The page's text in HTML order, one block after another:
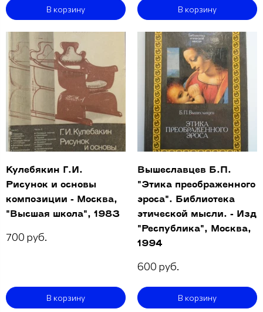
В корзину В корзину
Кулебякин Г.И.
Рисунок и основы
композиции - Москва,
"Высшая школа", 1983
700 руб.
В корзину
Вышеславцев Б.П.
"Этика преображенного
эроса". Библиотека
этической мысли. - Изд
"Республика", Москва,
1994
600 руб.
В корзину